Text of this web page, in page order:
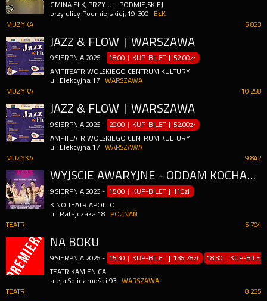
GMINA EŁK, PRZY UL. PODMIEJSKIEJ
przy ulicy Podmiejskiej, 19-300
EŁK
5 823
MUZYKA
JAZZ & FLOW | WARSZAWA
9 SIERPNIA 2026 - 18:00 | KUP-BILET | 52.00zł
AMFITEATR WOLSKIEGO CENTRUM KULTURY
ul. Elekcyjna 17
WARSZAWA
10 258
MUZYKA
JAZZ & FLOW | WARSZAWA
9 SIERPNIA 2026 - 20:00 | KUP-BILET | 52.00zł
AMFITEATR WOLSKIEGO CENTRUM KULTURY
ul. Elekcyjna 17
WARSZAWA
9 842
MUZYKA
WYJŚCIE AWARYJNE - ODDAM KOCHANKA W DOBRE RĘCE
9 SIERPNIA 2026 - 15:00 | KUP-BILET |110zł
KINO TEATR APOLLO
ul. Ratajczaka 18
POZNAŃ
5 704
TEATR
NA BOKU
9 SIERPNIA 2026 - 15:30 | KUP-BILET |136.78zł
18:30 | KUP-BILET
TEATR KAMIENICA
aleja Solidarności 93
WARSZAWA
8 235
TEATR